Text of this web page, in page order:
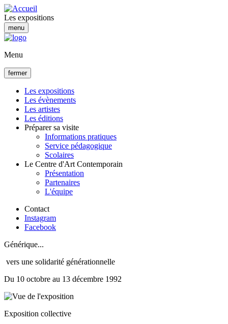
Aller
au
contenu
principal
Les expositions
menu
Menu
fermer
Navigation
principale
Les expositions
Les évènements
Les artistes
Les éditions
Préparer sa visite
Informations pratiques
Service pédagogique
Scolaires
Le Centre d'Art Contemporain
Présentation
Partenaires
L'équipe
Contact
Instagram
Facebook
Générique...
vers une solidarité générationnelle
Du 10 octobre au 13 décembre 1992
Exposition collective